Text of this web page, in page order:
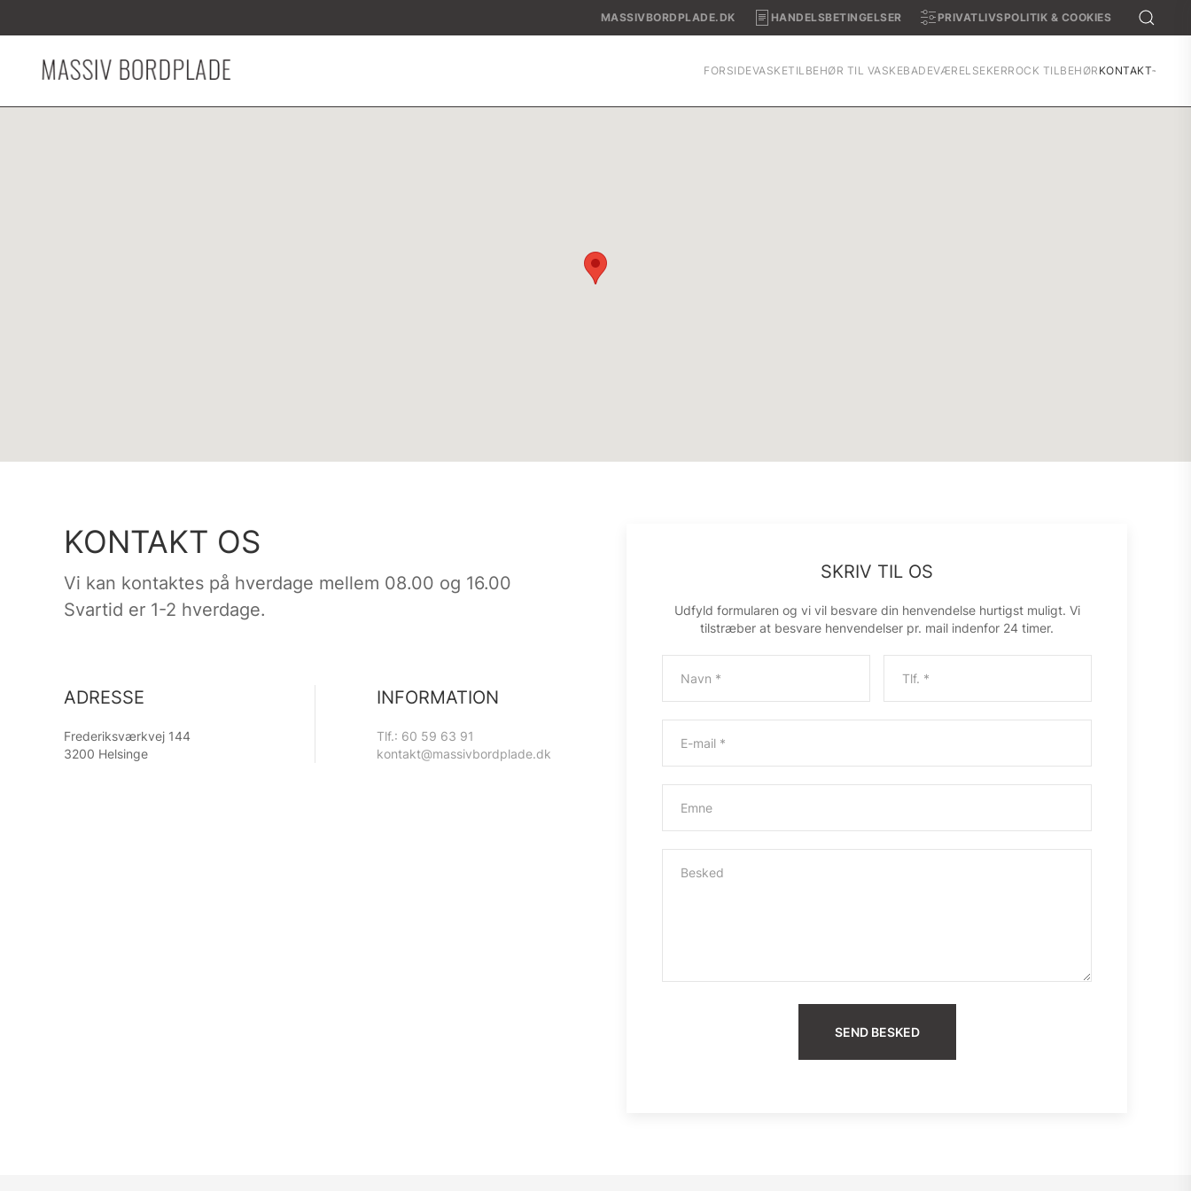
MASSIVBORDPLADE.DK HANDELSBETINGELSER PRIVATLIVSPOLITIK & COOKIES
FORSIDEVASKETILBEHØR TIL VASKEBADEVÆRELSEKERROCK TILBEHØR KONTAKT
KONTAKT OS
Vi kan kontaktes på hverdage mellem 08.00 og 16.00
Svartid er 1-2 hverdage.
ADRESSE
Frederiksværkvej 144
3200 Helsinge
INFORMATION
Tlf.: 60 59 63 91
kontakt@massivbordplade.dk
SKRIV TIL OS
Udfyld formularen og vi vil besvare din henvendelse hurtigst muligt. Vi
tilstræber at besvare henvendelser pr. mail indenfor 24 timer.